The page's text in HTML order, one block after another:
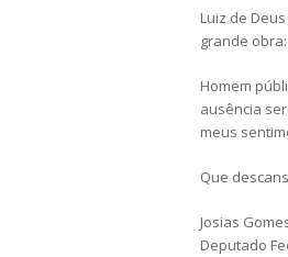
Luiz de
grande
Homem
ausência
meus
Que
Josias
Deputado